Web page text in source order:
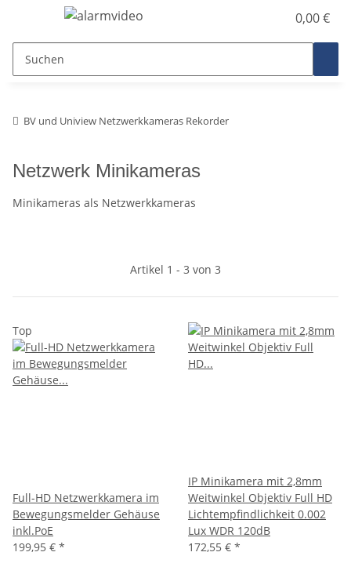
0,00 €
BV und Uniview Netzwerkkameras Rekorder
Netzwerk Minikameras
Minikameras als Netzwerkkameras
Artikel 1 - 3 von 3
Top
Full-HD Netzwerkkamera im
Bewegungsmelder Gehäuse
inkl.PoE
199,95 € *
IP Minikamera mit 2,8mm
Weitwinkel Objektiv Full HD
Lichtempfindlichkeit 0.002
Lux WDR 120dB
172,55 € *